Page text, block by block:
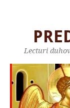
Lecturi